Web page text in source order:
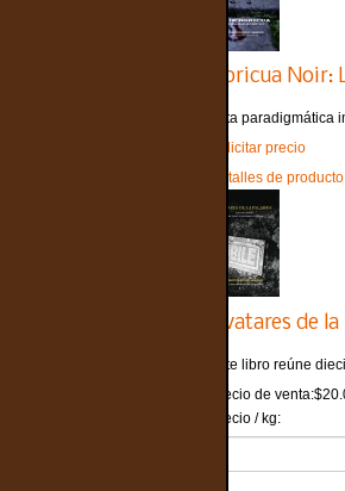
Boricua Noir:
Esta
Solicitar precio
Detalles de producto
Avatares de
Este libro reúne
Precio de venta:
Precio / kg: